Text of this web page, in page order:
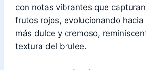
con notas vibrantes que
frutos rojos, evolucionando hacia
más dulce y cremoso,
textura del brulee.